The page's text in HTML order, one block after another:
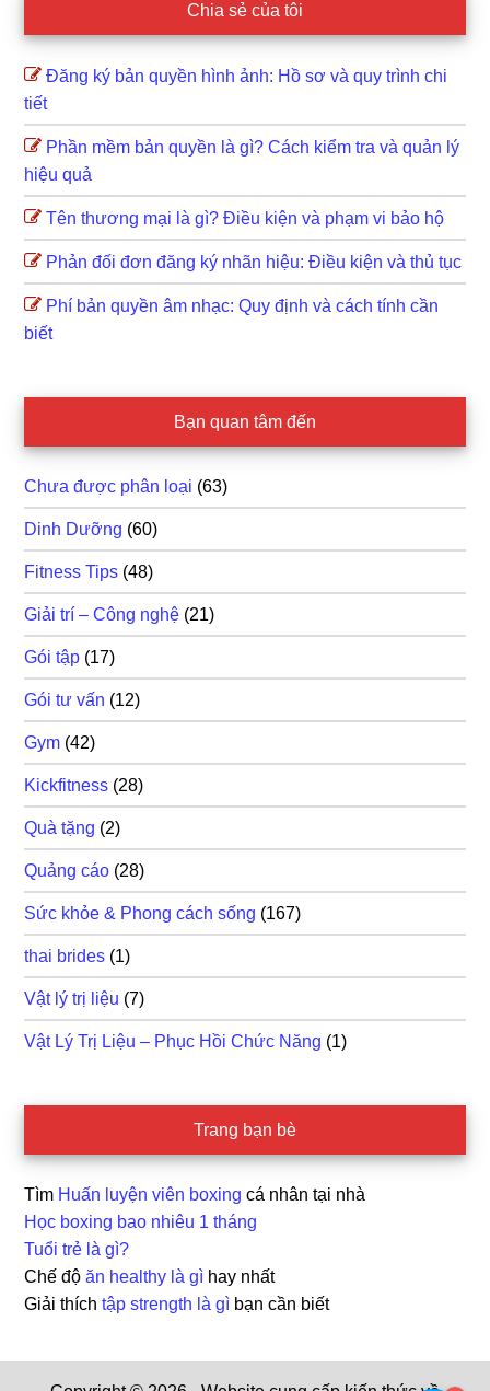
Chia sẻ của tôi
Đăng ký bản quyền hình ảnh: Hồ sơ và quy trình chi
tiết
Phần mềm bản quyền là gì? Cách kiểm tra và quản lý
hiệu quả
Tên thương mại là gì? Điều kiện và phạm vi bảo hộ
Phản đối đơn đăng ký nhãn hiệu: Điều kiện và thủ tục
Phí bản quyền âm nhạc: Quy định và cách tính cần
biết
Bạn quan tâm đến
Chưa được phân loại (63)
Dinh Dưỡng (60)
Fitness Tips (48)
Giải trí – Công nghệ (21)
Gói tập (17)
Gói tư vấn (12)
Gym (42)
Kickfitness (28)
Quà tặng (2)
Quảng cáo (28)
Sức khỏe & Phong cách sống (167)
thai brides (1)
Vật lý trị liệu (7)
Vật Lý Trị Liệu – Phục Hồi Chức Năng (1)
Trang bạn bè
Tìm Huấn luyện viên boxing cá nhân tại nhà
Học boxing bao nhiêu 1 tháng
Tuổi trẻ là gì?
Chế độăn healthy là gì hay nhất
Giải thíchtập strength là gì bạn cần biết